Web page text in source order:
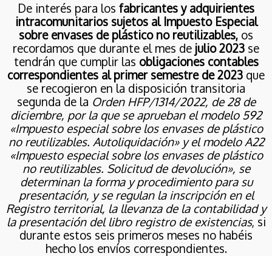
11
FEBRERO
**DEVOLUCION TRAMO
AUTONÓMICO IIEE**:
NOVEDADES JUDICIALES
MUY INTERESANTES.
REFUERZO PARA LOS
CONSUMIDORES
FINALES Y NUEVAS
OPCIONES DE
DEVOLUCIÓN.
7
FEBRERO
2026
CONSULTA PÚBLICA
PREVIA PARA MODIFICAR
EL SISTEMA DE
CERTIFICADOS DE
AHORRO ENERGÉTICO
5
FEBRERO
2026
MODIFICACIÓN DEL
MODELO 587 DEL
IMPUESTO SOBRE LOS
GASES FLUORADOS
De interés para los fabricantes y adquirientes
intracomunitarios sujetos al Impuesto Especial
sobre envases de plástico no reutilizables, os
recordamos que durante el mes de julio 2023 se
tendrán que cumplir las obligaciones contables
correspondientes al primer semestre de 2023 que
se recogieron en la disposición transitoria
segunda de la Orden HFP/1314/2022, de 28 de
diciembre, por la que se aprueban el modelo 592
«Impuesto especial sobre los envases de plástico
no reutilizables. Autoliquidación» y el modelo A22
«Impuesto especial sobre los envases de plástico
no reutilizables. Solicitud de devolución», se
determinan la forma y procedimiento para su
presentación, y se regulan la inscripción en el
Registro territorial, la llevanza de la contabilidad y
la presentación del libro registro de existencias, si
durante estos seis primeros meses no habéis
hecho los envíos correspondientes.